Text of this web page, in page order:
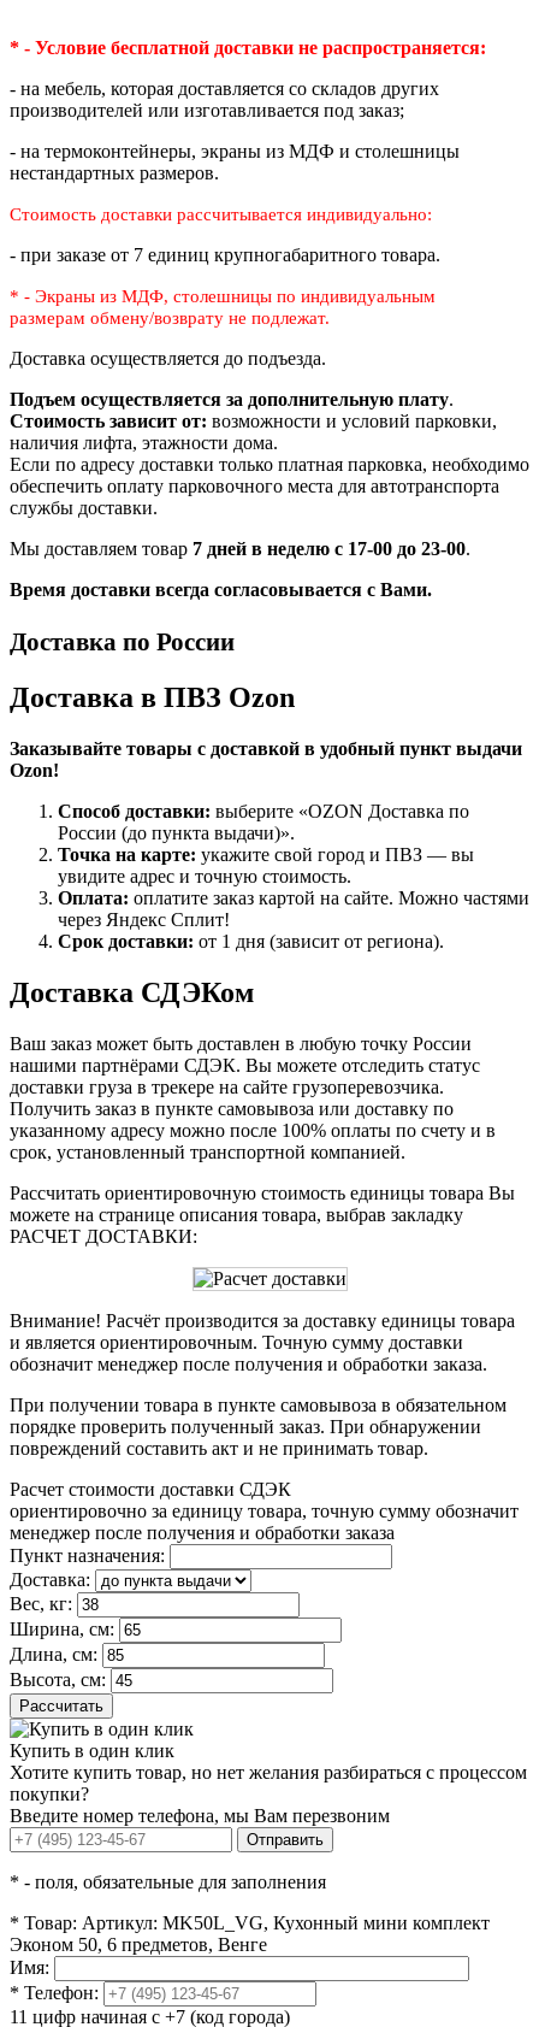
* - Условие бесплатной доставки не распространяется:
- на мебель, которая доставляется со складов других
производителей или изготавливается под заказ;
- на термоконтейнеры, экраны из МДФ и столешницы
нестандартных размеров.
Стоимость доставки рассчитывается индивидуально:
- при заказе от 7 единиц крупногабаритного товара.
* - Экраны из МДФ, столешницы по индивидуальным
размерам обмену/возврату не подлежат.
Доставка осуществляется до подъезда.
Подъем осуществляется за дополнительную плату.
Стоимость зависит от: возможности и условий парковки,
наличия лифта, этажности дома.
Если по адресу доставки только платная парковка, необходимо
обеспечить оплату парковочного места для автотранспорта
службы доставки.
Мы доставляем товар 7 дней в неделю с 17-00 до 23-00.
Время доставки всегда согласовывается с Вами.
Доставка по России
Доставка в ПВЗ Ozon
Заказывайте товары с доставкой в удобный пункт выдачи
Ozon!
Способ доставки: выберите «OZON Доставка по
России (до пункта выдачи)».
Точка на карте: укажите свой город и ПВЗ — вы
увидите адрес и точную стоимость.
Оплата: оплатите заказ картой на сайте. Можно частями
через Яндекс Сплит!
Срок доставки: от 1 дня (зависит от региона).
Доставка СДЭКом
Ваш заказ может быть доставлен в любую точку России
нашими партнёрами СДЭК. Вы можете отследить статус
доставки груза в трекере на сайте грузоперевозчика.
Получить заказ в пункте самовывоза или доставку по
указанному адресу можно после 100% оплаты по счету и в
срок, установленный транспортной компанией.
Рассчитать ориентировочную стоимость единицы товара Вы
можете на странице описания товара, выбрав закладку
РАСЧЕТ ДОСТАВКИ:
Внимание! Расчёт производится за доставку единицы товара
и является ориентировочным. Точную сумму доставки
обозначит менеджер после получения и обработки заказа.
При получении товара в пункте самовывоза в обязательном
порядке проверить полученный заказ. При обнаружении
повреждений составить акт и не принимать товар.
Расчет стоимости доставки СДЭК
ориентировочно за единицу товара, точную сумму обозначит
менеджер после получения и обработки заказа
Пункт назначения:
Доставка:
Вес, кг:
Ширина, см:
Длина, см:
Высота, см:
Рассчитать
Купить в один клик
Хотите купить товар, но нет желания разбираться с процессом
покупки?
Введите номер телефона, мы Вам перезвоним
Отправить
* - поля, обязательные для заполнения
* Товар: Артикул: MK50L_VG, Кухонный мини комплект
Эконом 50, 6 предметов, Венге
Имя:
* Телефон:
11 цифр начиная с +7 (код города)